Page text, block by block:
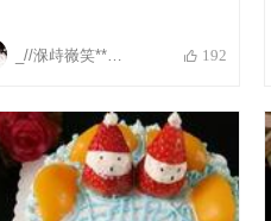
_//湺歭嶶笑**哋杺 192